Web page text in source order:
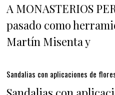
A MONASTERIOS
pasado como
Martín Misenta y
Sandalias con aplicaciones de